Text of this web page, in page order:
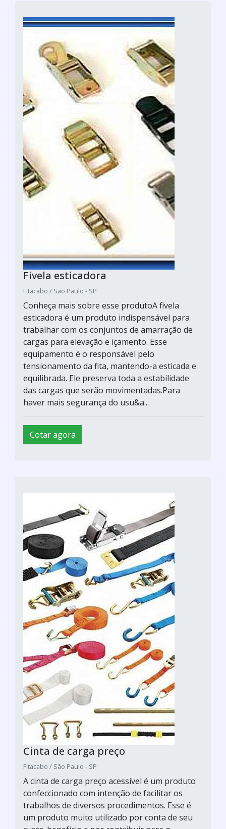
Fivela esticadora
Fitacabo / São Paulo - SP
Conheça mais sobre esse produtoA fivela
esticadora é um produto indispensável para
trabalhar com os conjuntos de amarração de
cargas para elevação e içamento. Esse
equipamento é o responsável pelo
tensionamento da fita, mantendo-a esticada e
equilibrada. Ele preserva toda a estabilidade
das cargas que serão movimentadas.Para
haver mais segurança do usu&a...
Cotar agora
Cinta de carga preço
Fitacabo / São Paulo - SP
A cinta de carga preço acessível é um produto
confeccionado com intenção de facilitar os
trabalhos de diversos procedimentos. Esse é
um produto muito utilizado por conta de seu